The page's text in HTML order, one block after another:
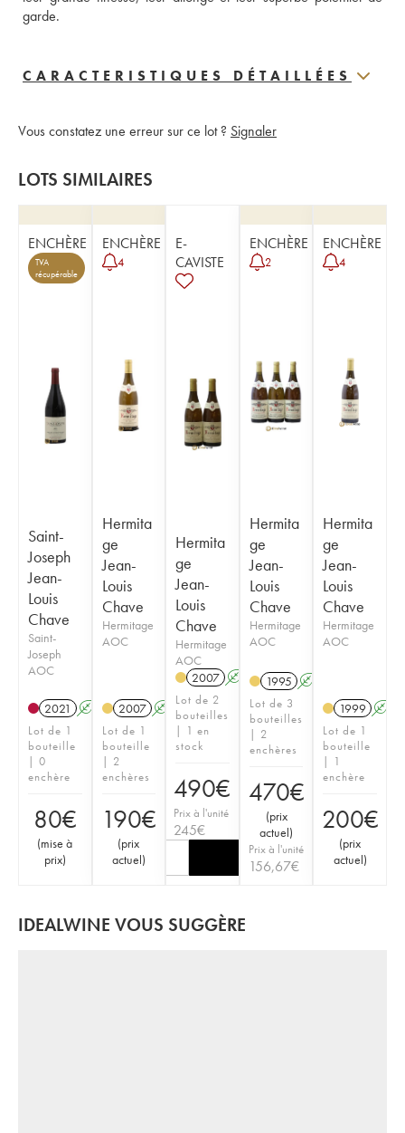
garde.
CARACTERISTIQUES DÉTAILLÉES
Vous constatez une erreur sur ce lot ? Signaler
LOTS SIMILAIRES
ENCHÈRE
TVA
récupérable
Saint-
Joseph
Jean-
Louis
Chave
Saint-
Joseph
AOC
2021 A
Lot de 1
bouteille
| 0
enchère
80€
(mise à
prix)
ENCHÈRE
4
Hermita
ge
Jean-
Louis
Chave
Hermitage
AOC
2007 A
Lot de 1
bouteille
| 2
enchères
190€
(prix
actuel)
E-
CAVISTE
Hermita
ge
Jean-
Louis
Chave
Hermitage
AOC
2007 A
Lot de 2
bouteilles
| 1 en
stock
490€
Prix à l'unité
245€
ENCHÈRE
2
Hermita
ge
Jean-
Louis
Chave
Hermitage
AOC
1995 A
Lot de 3
bouteilles
| 2
enchères
470€
(prix
actuel)
Prix à l'unité
156,67€
ENCHÈRE
4
Hermita
ge
Jean-
Louis
Chave
Hermitage
AOC
1999 A
Lot de 1
bouteille
| 1
enchère
200€
(prix
actuel)
IDEALWINE VOUS SUGGÈRE